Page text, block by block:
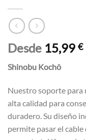
Desde 15,99 €
Shinobu Kochō
Nuestro soporte para
alta calidad para
duradero. Su diseño
permite pasar el